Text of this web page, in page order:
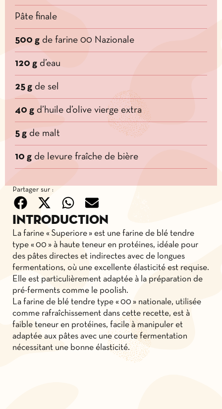
Pâte finale
500 g de farine 00 Nazionale
120 g d’eau
25 g de sel
40 g d’huile d’olive vierge extra
5 g de malt
10 g de levure fraîche de bière
Partager sur :
Introduction
La farine « Superiore » est une farine de blé tendre
type « 00 » à haute teneur en protéines, idéale pour
des pâtes directes et indirectes avec de longues
fermentations, où une excellente élasticité est requise.
Elle est particulièrement adaptée à la préparation de
pré-ferments comme le poolish.
La farine de blé tendre type « 00 » nationale, utilisée
comme rafraîchissement dans cette recette, est à
faible teneur en protéines, facile à manipuler et
adaptée aux pâtes avec une courte fermentation
nécessitant une bonne élasticité.